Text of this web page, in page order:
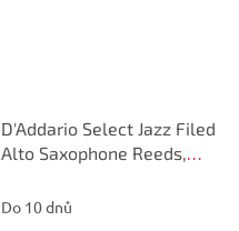
D'Addario Select Jazz Filed
Alto Saxophone Reeds,
Do 10 dnů